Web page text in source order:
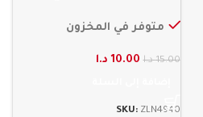
متوفر في المخزون
15.00 د.ا 10.00 د.ا
SKU: ZLN4940